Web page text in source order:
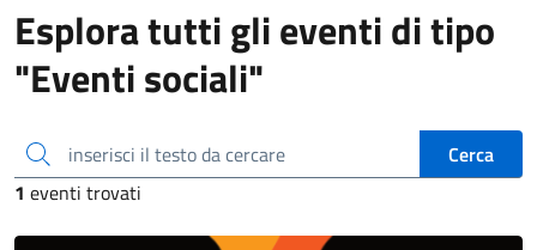
Esplora tutti gli eventi di tipo
"Eventi sociali"
inserisci il testo da cercare
Cerca
1 eventi trovati